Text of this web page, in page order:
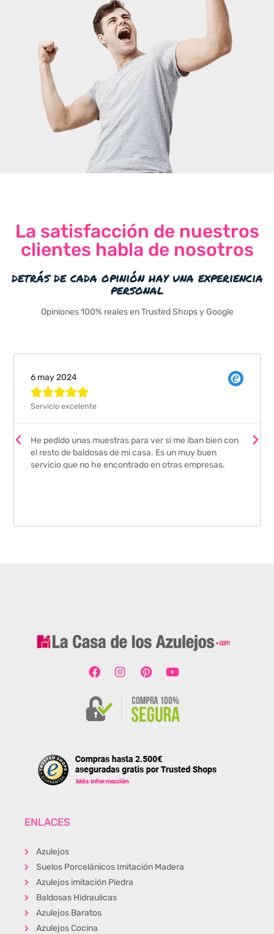
La satisfacción de nuestros
clientes habla de nosotros
detrás de cada opinión hay una experiencia
personal
Opiniones 100% reales en Trusted Shops y Google
Valeria Comellas

envío fue perfecto pero lo mejor ha sido el seguimiento
que nos han hecho. Nos guiaron y aconsejaron para
escoger los azulejos. Lo aconsejo a todos mis amigos
ENLACES
Azulejos
Suelos Porcelánicos Imitación Madera
Azulejos imitación Piedra
Baldosas Hidraulicas
Azulejos Baratos
Azulejos Cocina